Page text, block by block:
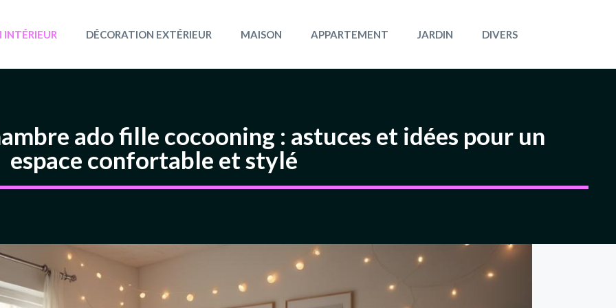
INTÉRIEUR DÉCORATION EXTÉRIEUR MAISON APPARTEMENT JARDIN DIVERS
ado fille cocooning : astuces et idées pour un
espace confortable et stylé